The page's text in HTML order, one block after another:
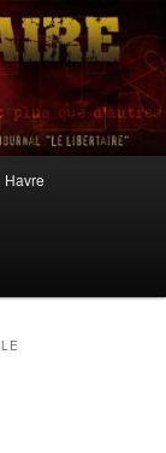
Havre